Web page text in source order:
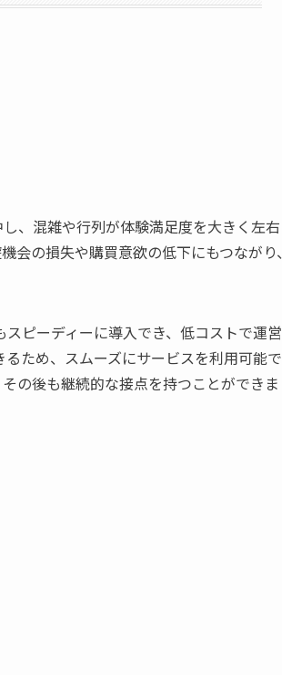
、混雑や行列が体験満足度を大きく左右
会の損失や購買意欲の低下にもつながり、
ピーディーに導入でき、低コストで運営
ため、スムーズにサービスを利用可能で
の後も継続的な接点を持つことができま